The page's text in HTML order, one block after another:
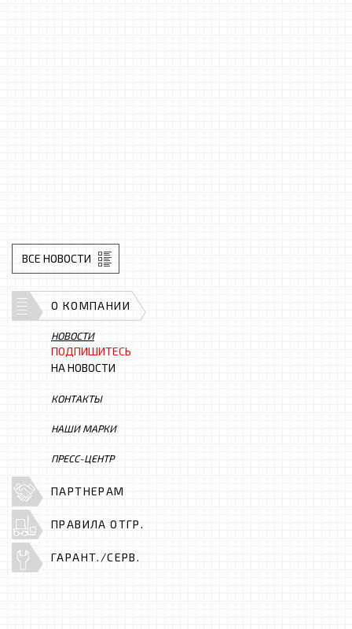
ВСЕ НОВОСТИ
О КОМПАНИИ
НОВОСТИ
ПОДПИШИТЕСЬ
НА НОВОСТИ
КОНТАКТЫ
НАШИ МАРКИ
ПРЕСС-ЦЕНТР
ПАРТНЕРАМ
ПРАВИЛА ОТГР.
ГАРАНТ./СЕРВ.